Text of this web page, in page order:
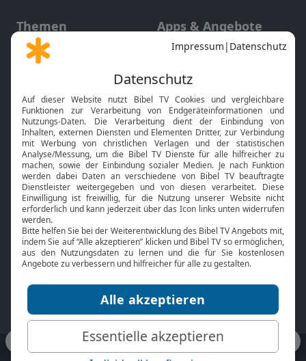
Themen
Gott und Bibel erklärt
Neuigkeiten
Apps & Angebote
Mobile App
Smart TV
HbbTV
Bibelthek Online-Bibel
Nächster Gottesdienst
Bibel TV
Über uns
Jobs
Mediadaten
Service
Kontakt
TV-Empfang
bibeltv.de: Impressum
Datenschutz